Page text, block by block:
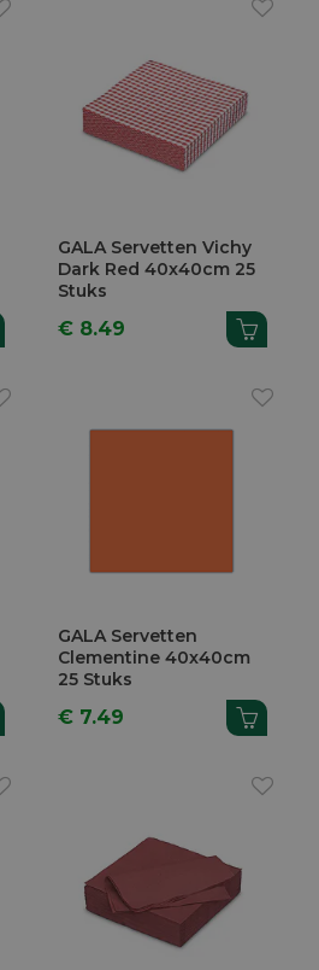
GALA Servetten Vichy
Dark Red 40x40cm 25
Stuks
€ 8.49
GALA Servetten
Clementine 40x40cm
25 Stuks
€ 7.49